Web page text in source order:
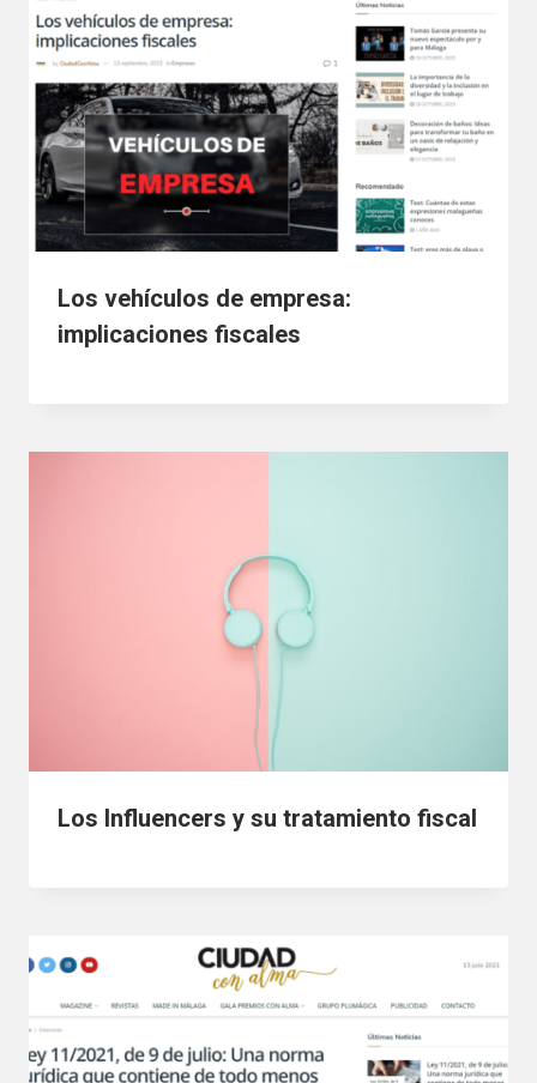
Los vehículos de empresa:
implicaciones fiscales
Los Influencers y su tratamiento fiscal